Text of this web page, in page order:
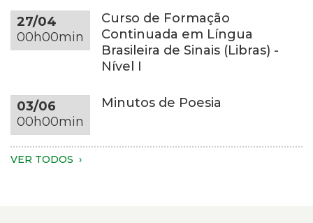
as
mãos,
parte
e
do
tronco
visíveis.
uma
mesa
redonda
tonalidade,
em
um
com
27/04
00h00min
Curso de Formação
Continuada em Língua
Brasileira de Sinais (Libras) -
Nível I
03/06
00h00min
Minutos de Poesia
VER TODOS